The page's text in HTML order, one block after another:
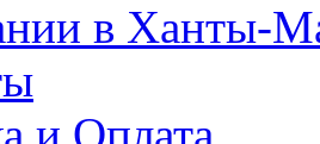
в Ханты-